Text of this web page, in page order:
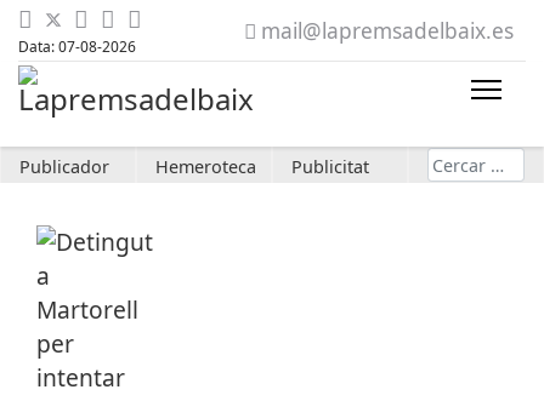
Data: 07-08-2026
mail@lapremsadelbaix.es
Publicador Hemeroteca Publicitat Cerca